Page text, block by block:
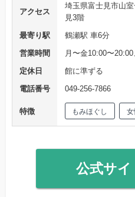
アクセス
埼玉県富士見市山
見3階
最寄り駅
鶴瀬駅 車6分
営業時間
月〜金10:00〜
定休日
館に準ずる
電話番号
049-256-7866
特徴 もみほぐし 女
公式サイ